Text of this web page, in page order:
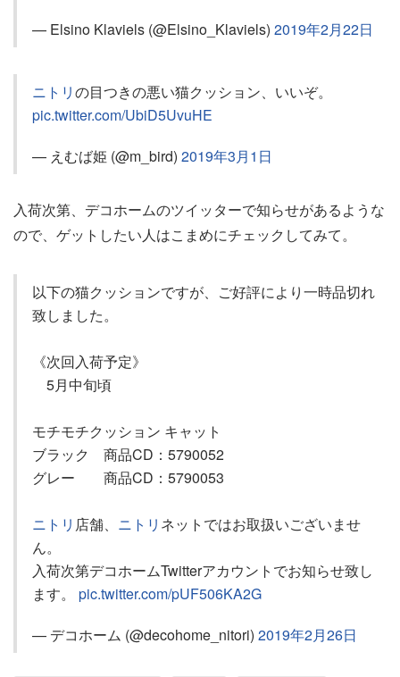
— Elsino Klaviels (@Elsino_Klaviels) 2019年2月22日
ニトリの目つきの悪い猫クッション、いいぞ。
pic.twitter.com/UbiD5UvuHE
— えむば姫 (@m_bird) 2019年3月1日
入荷次第、デコホームのツイッターで知らせがあるような
ので、ゲットしたい人はこまめにチェックしてみて。
以下の猫クッションですが、ご好評により一時品切れ
致しました。
《次回入荷予定》
5月中旬頃
モチモチクッション キャット
ブラック 商品CD：5790052
グレー 商品CD：5790053
ニトリ 店舗、 ニトリ ネットではお取扱いございませ
ん。
入荷次第デコホームTwitterアカウントでお知らせ致し
ます。 pic.twitter.com/pUF506KA2G
— デコホーム (@decohome_nitori) 2019年2月26日